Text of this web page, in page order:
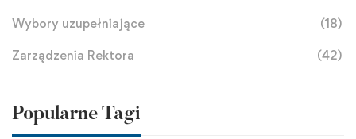
Wybory uzupełniające (18)
Zarządzenia Rektora (42)
Popularne Tagi